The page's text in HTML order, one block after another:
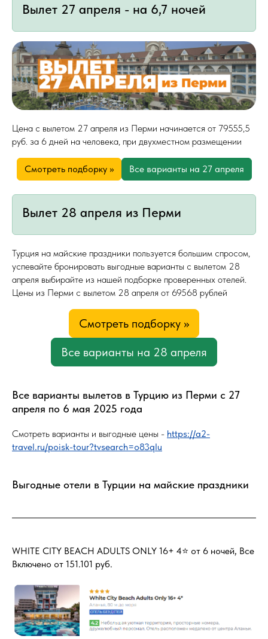
Вылет 27 апреля - на 6,7 ночей
Цена с вылетом 27 апреля из Перми начинается от 79555,5
руб. за 6 дней на человека, при двухместном размещении
Смотреть подборку >> Все варианты на 27 апреля
Вылет 28 апреля из Перми
Турция на майские праздники пользуется большим спросом,
успевайте бронировать выгодные варианты с вылетом 28
апреля выбирайте из нашей подборке проверенных отелей.
Цены из Перми с вылетом 28 апреля от 69568 рублей
Смотреть подборку >>
Все варианты на 28 апреля
Все варианты вылетов в Турцию из Перми с 27
апреля по 6 мая 2025 года
Смотреть варианты и выгодные цены - https://a2-
travel.ru/poisk-tour?tvsearch=o83qlu
Выгодные отели в Турции на майские праздники
WHITE CITY BEACH ADULTS ONLY 16+ 4⭐️ от 6 ночей, Все
Включено от 151.101 руб.